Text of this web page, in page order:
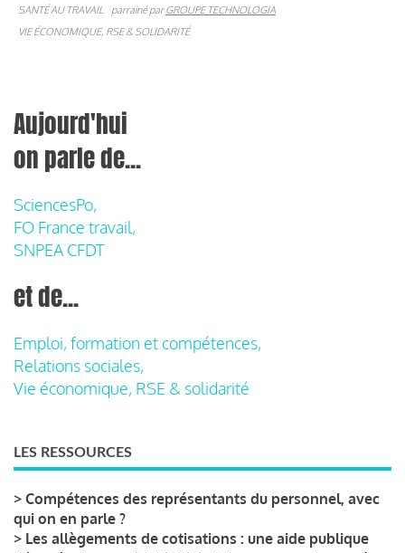
SANTÉ AU TRAVAIL
parrainé parGROUPE TECHNOLOGIA
VIE ÉCONOMIQUE, RSE & SOLIDARITÉ
Aujourd'hui
on parle de...
SciencesPo,
FO France travail,
SNPEA CFDT
et de...
Emploi, formation et compétences,
Relations sociales,
Vie économique, RSE & solidarité
LES RESSOURCES
> Compétences des représentants du personnel, avec
qui on en parle ?
> Les allègements de cotisations : une aide publique